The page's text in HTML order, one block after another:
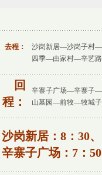
去程：
沙岗新居—沙岗子村
四季—由家村—辛艺
回
程：
辛寨子广场—辛寨子
山墓园—前牧—牧城
沙岗新居：8：30
辛寨子广场：7：